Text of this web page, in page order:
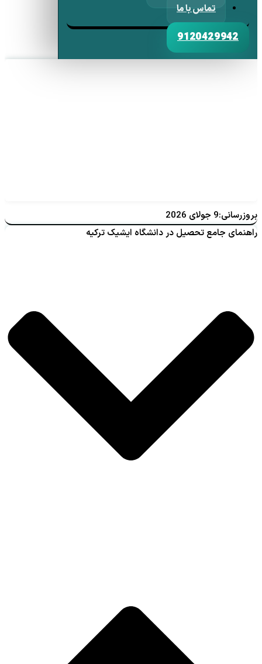
تماس با ما
9120429942
بروزرسانی:9 جولای 2026
راهنمای جامع تحصیل در دانشگاه ایشیک ترکیه